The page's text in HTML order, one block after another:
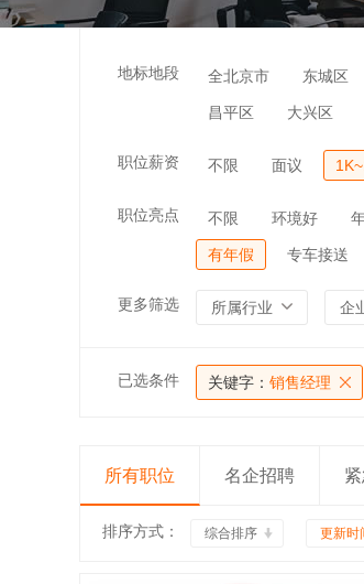
地标地段 全北京市 东城区
昌平区 大兴区
职位薪资 不限 面议
职位亮点 不限 环境好
有年假 专车接送
更多筛选 所属行业 企
已选条件 关键字： 销售经理
所有职位 名企招聘
排序方式： 综合排序 更新时